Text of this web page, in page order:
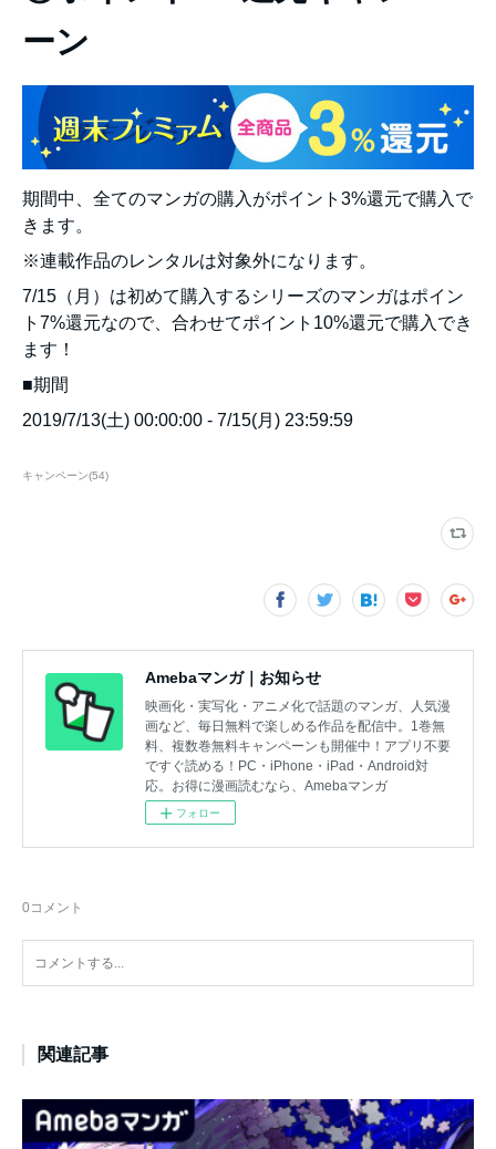
ーン
期間中、全てのマンガの購入がポイント3%還元で購入で
きます。
※連載作品のレンタルは対象外になります。
7/15（月）は初めて購入するシリーズのマンガはポイン
ト7%還元なので、合わせてポイント10%還元で購入でき
ます！
■期間
2019/7/13(土) 00:00:00 - 7/15(月) 23:59:59
キャンペーン(54)
Amebaマンガ｜お知らせ
映画化・実写化・アニメ化で話題のマンガ、人気漫
画など、毎日無料で楽しめる作品を配信中。1巻無
料、複数巻無料キャンペーンも開催中！アプリ不要
ですぐ読める！PC・iPhone・iPad・Android対
応。お得に漫画読むなら、Amebaマンガ
フォロー
0コメント
関連記事